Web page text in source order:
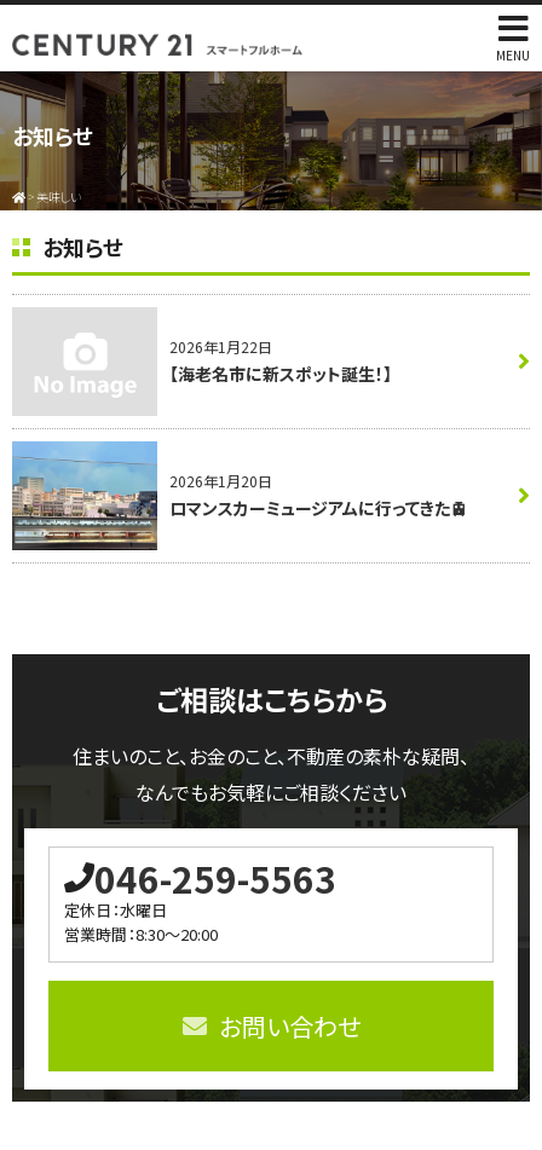
MENU
お知らせ
>美味しい
お知らせ
2026年1月22日
【海老名市に新スポット誕生！】
2026年1月20日
ロマンスカーミュージアムに行ってきた🚊
ご相談はこちらから
住まいのこと、お金のこと、不動産の素朴な疑問、
なんでもお気軽にご相談ください
046-259-5563
定休日：水曜日
営業時間：8:30～20:00
お問い合わせ